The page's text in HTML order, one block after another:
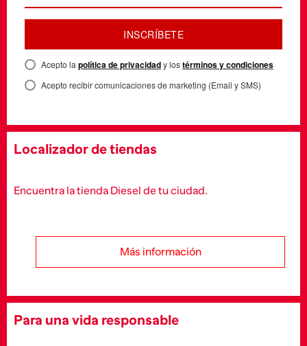
INSCRÍBETE
Acepto la política de privacidady lostérminos y condiciones
Acepto recibir comunicaciones de marketing (Email y SMS)
Localizador de tiendas
Encuentra la tienda Diesel de tu ciudad.
Más información
Para una vida responsable